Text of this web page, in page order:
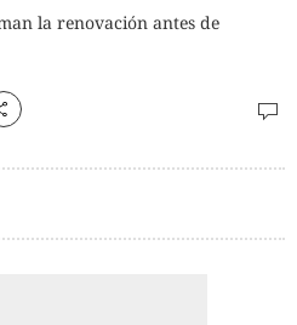
la renovación antes de